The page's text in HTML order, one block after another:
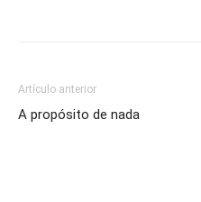
Artículo anterior
A propósito de nada